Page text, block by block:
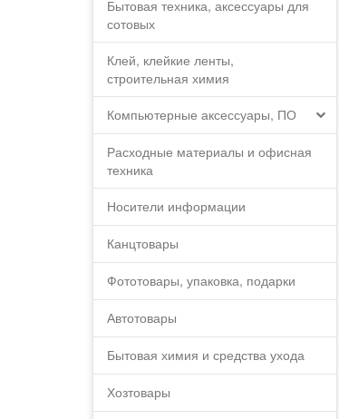
Бытовая техника, аксессуары для
сотовых
Клей, клейкие ленты,
строительная химия
Компьютерные аксессуары, ПО
Расходные материалы и офисная
техника
Носители информации
Канцтовары
Фототовары, упаковка, подарки
Автотовары
Бытовая химия и средства ухода
Хозтовары